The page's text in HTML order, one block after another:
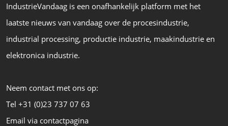
IndustrieVandaag is een onafhankelijk platform met het
laatste nieuws van vandaag over de procesindustrie,
industrial processing, productie industrie, maakindustrie en
elektronica industrie.
Neem contact met ons op:
Tel +31 (0)23 737 07 63
Email via contactpagina